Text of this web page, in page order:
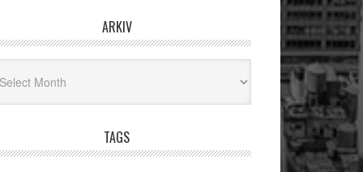
ARKIV
TAGS